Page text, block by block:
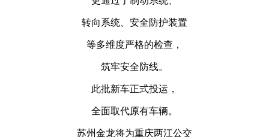
转向系统、安全防护装置
等多维度严格的检查，
筑牢安全防线。
此批新车正式投运，
全面取代原有车辆。
苏州金龙将为重庆两江公交